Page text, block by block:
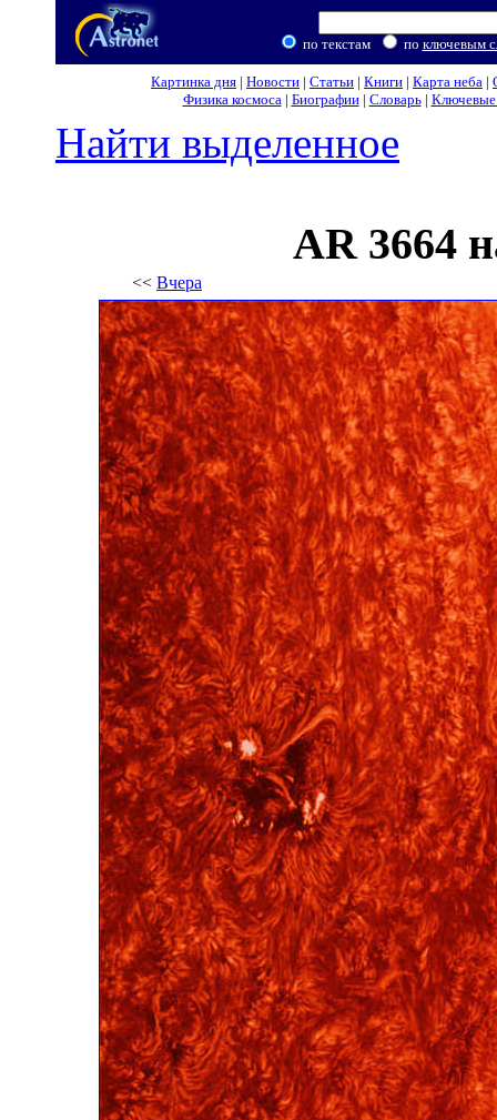
по текстам по ключевым
Картинка дня | Новости | Статьи | Книги | Карта неба |
Физика космоса| Биографии| Словарь| Ключевые
Найти выделенное
AR 3664
<< Вчера